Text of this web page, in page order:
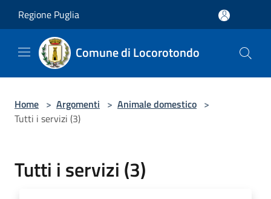
Regione Puglia
Comune di Locorotondo
Home > Argomenti > Animale domestico >
Tutti i servizi (3)
Tutti i servizi (3)